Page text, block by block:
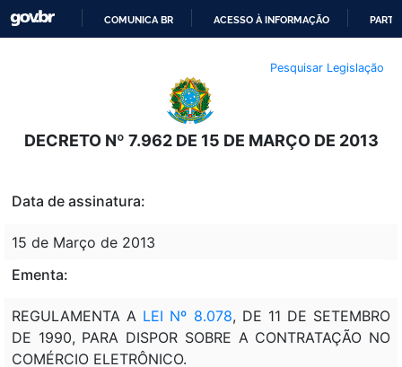
O
CONTEÚDO
COMUNICA BR ACESSO À INFORMAÇÃO
Pesquisar Legislação
DECRETO Nº 7.962 DE 15 DE MARÇO DE 2013
Data de assinatura:
15 de Março de 2013
Ementa:
REGULAMENTA A LEI Nº 8.078, DE 11 DE SETEMBRO
DE 1990, PARA DISPOR SOBRE A CONTRATAÇÃO NO
COMÉRCIO ELETRÔNICO.